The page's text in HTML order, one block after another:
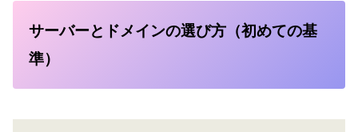
サーバーとドメインの選び方（初めての基
準）